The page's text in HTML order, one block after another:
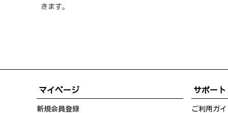
きます。
マイページ
新規会員登録
サポート
ご利用ガ